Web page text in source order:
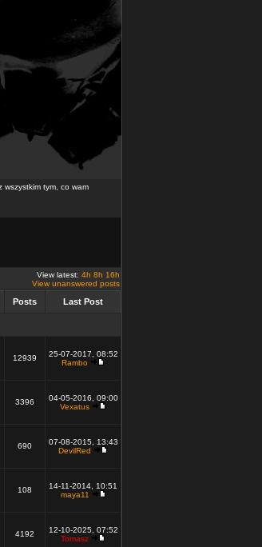
wszystkim tym, co wam
View latest: 4h 8h 16h
View unanswered posts
Posts Last Post
12939
25-07-2017, 08:52
Rambo
3396
04-05-2016, 09:00
Vexatus
690
07-08-2015, 13:43
DevilRed
108
14-11-2014, 10:51
maya11
4192
12-10-2025, 07:52
Tomasz